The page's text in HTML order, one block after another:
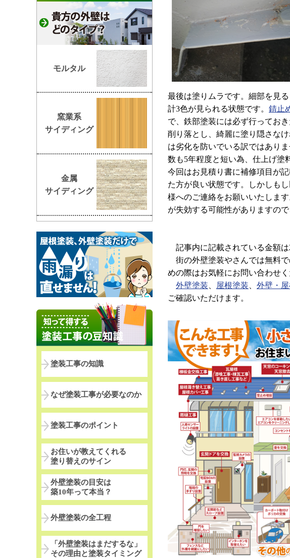
最後は塗りムラです。細部を見
計3色が見られる状態です。 錆止
で、鉄部塗装には必ず行ってお
削り落とし、綺麗に塗り隠さな
は劣化を防いでいる訳ではあり
数も5年程度と短い為、仕上げ塗
今回はお見積り書に補修項目が
た方が良い状態です。しかしも
様へのご連絡をお願いいたしま
が失効する可能性がありますの
記事内に記載されている金額は
街の外壁塗装やさんでは無料
めの際はお気軽にお問い合わせく
外壁塗装、 屋根塗装、 外壁・
ご確認いただけます。
モルタル
窯業系
サイディング
金属
サイディング
塗装工事の知識
なぜ塗装工事が必要なのか
塗装工事のポイント
お住いが教えてくれる
塗り替えのサイン
外壁塗装の目安は
築10年って本当？
外壁塗装の全工程
「外壁塗装はまだするな」
その理由と塗装タイミング